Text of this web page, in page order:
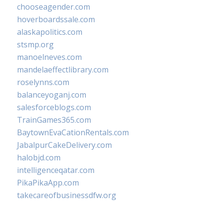
chooseagender.com
hoverboardssale.com
alaskapolitics.com
stsmp.org
manoelneves.com
mandelaeffectlibrary.com
roselynns.com
balanceyoganj.com
salesforceblogs.com
TrainGames365.com
BaytownEvaCationRentals.com
JabalpurCakeDelivery.com
halobjd.com
intelligenceqatar.com
PikaPikaApp.com
takecareofbusinessdfw.org